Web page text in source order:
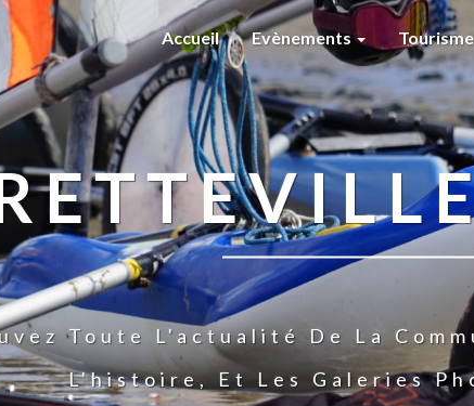
Accueil Evènements Tourisme
Toute L'actualité De La
L'histoire, Et Les Galeries